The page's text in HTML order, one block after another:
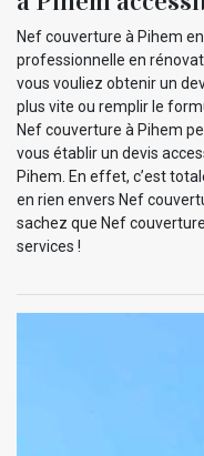
Nef couverture à Pihem
professionnelle en
vous vouliez obtenir un
plus vite ou remplir le
Nef couverture à Pihem
vous établir un devis
Pihem. En effet, c’est
en rien envers Nef
sachez que Nef
services !